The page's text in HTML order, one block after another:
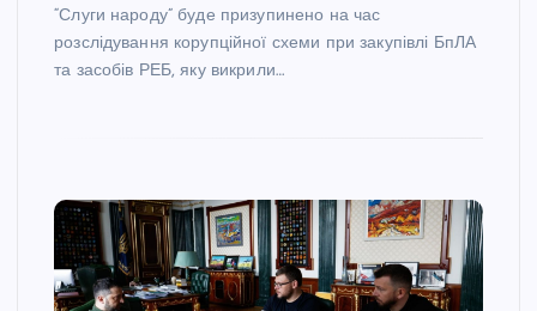
“Слуги народу” буде призупинено на час
розслідування корупційної схеми при закупівлі БпЛА
та засобів РЕБ, яку викрили…